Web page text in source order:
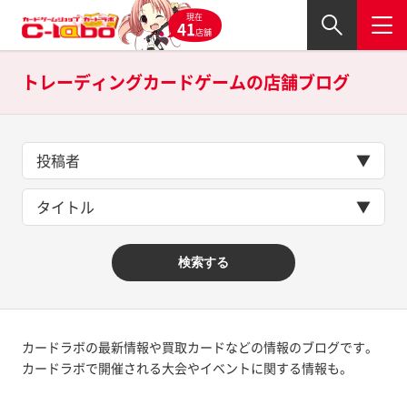
現在
41店舗
トレーディングカードゲームの店舗ブログ
投稿者
タイトル
検索する
カードラボの最新情報や買取カードなどの情報のブログです。
カードラボで開催される大会やイベントに関する情報も。